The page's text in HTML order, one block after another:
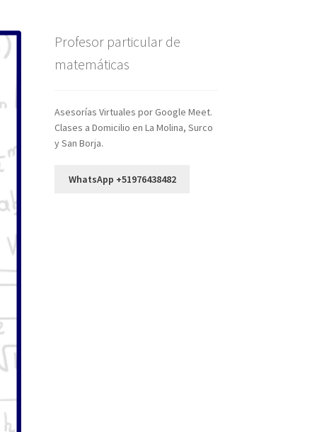
Profesor particular de
matemáticas
Asesorías Virtuales por Google Meet.
Clases a Domicilio en La Molina, Surco
y San Borja.
WhatsApp +51976438482